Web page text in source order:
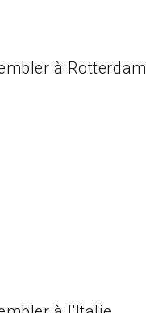
à Rotterdam